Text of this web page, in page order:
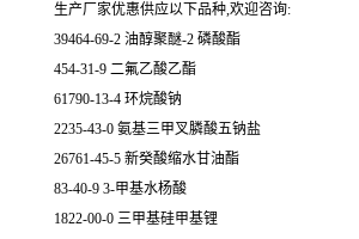
生产厂家优惠供应以下品种,欢迎咨询:
39464-69-2 油醇聚醚-2 磷酸酯
454-31-9 二氟乙酸乙酯
61790-13-4 环烷酸钠
2235-43-0 氨基三甲叉膦酸五钠盐
26761-45-5 新癸酸缩水甘油酯
83-40-9 3-甲基水杨酸
1822-00-0 三甲基硅甲基锂